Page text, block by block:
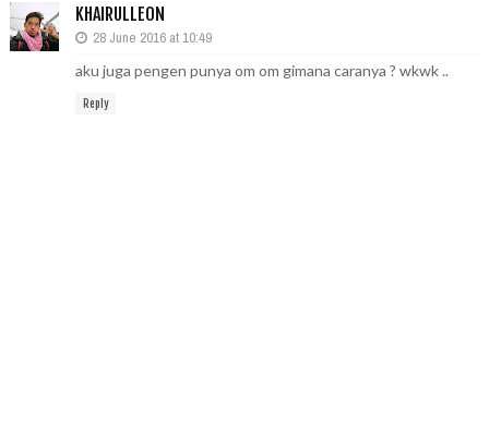
KHAIRULLEON
28 June 2016 at 10:49
aku juga pengen punya om om gimana caranya ? wkwk ..
Reply